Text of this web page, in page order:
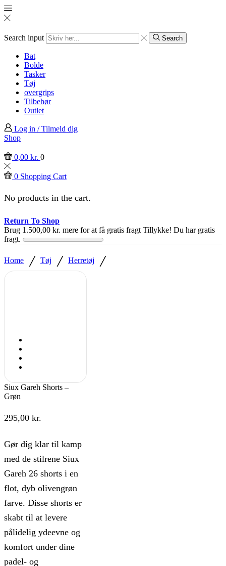
Search input Search
Bat
Bolde
Tasker
Tøj
overgrips
Tilbehør
Outlet
Log in / Tilmeld dig
Shop
0,00 kr. 0
0 Shopping Cart
No products in the cart.
Return To Shop
Brug 1.500,00 kr. mere for at få gratis fragt Tillykke! Du har gratis
fragt.
Home / Tøj / Herretøj /
Siux Gareh Shorts –
Grøn
295,00 kr.
Gør dig klar til kamp
med de stilrene Siux
Gareh 26 shorts i en
flot, dyb olivengrøn
farve. Disse shorts er
skabt til at levere
pålidelig ydeevne og
komfort under dine
padel- og